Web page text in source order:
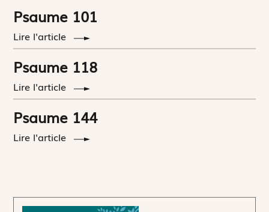
Psaume 101
Lire l'article
Psaume 118
Lire l'article
Psaume 144
Lire l'article